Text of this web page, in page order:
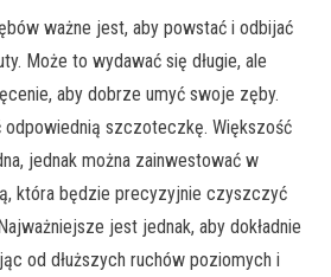
ważne jest, aby powstać i odbijać
Może to wydawać się długie, ale
aby dobrze umyć swoje zęby.
odpowiednią szczoteczkę. Większość
jednak można zainwestować w
która będzie precyzyjnie czyszczyć
jest jednak, aby dokładnie
od dłuższych ruchów poziomych i